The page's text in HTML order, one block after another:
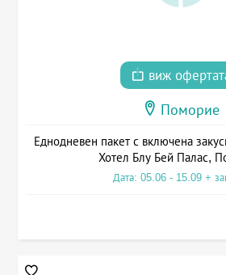
виж
Поморие
Еднодневен пакет с включена
Хотел Блу Бей Палас,
Дата: 05.06 - 15.09 +